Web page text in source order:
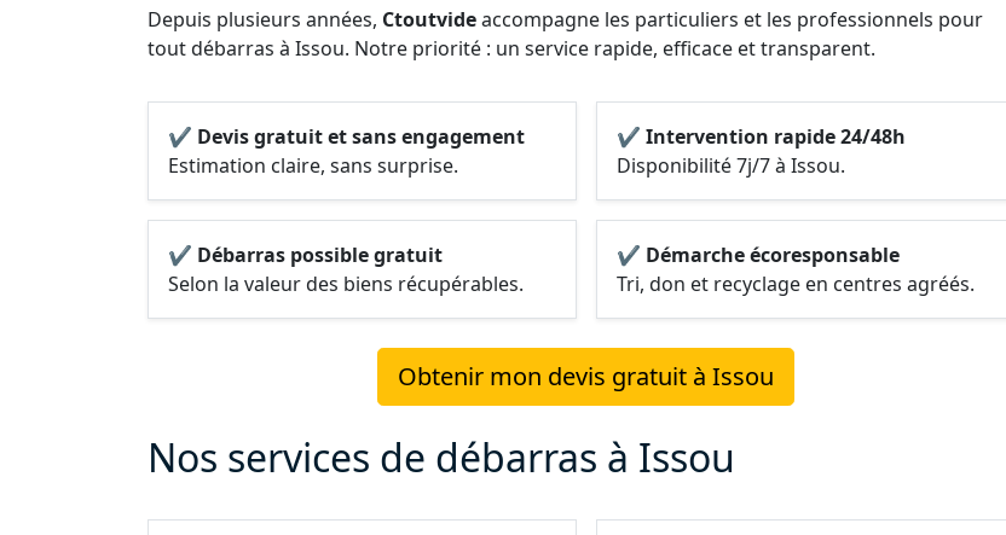
Depuis plusieurs années, Ctoutvideaccompagne les particuliers et les professionnels pour
tout débarras à Issou. Notre priorité : un service rapide, efficace et transparent.
✔ Devis gratuit et sans engagement
Estimation claire, sans surprise.
✔ Intervention rapide 24/48h
Disponibilité 7j/7 à Issou.
✔ Débarras possible gratuit
Selon la valeur des biens récupérables.
✔ Démarche écoresponsable
Tri, don et recyclage en centres agréés.
Obtenir mon devis gratuit à Issou
Nos services de débarras à Issou